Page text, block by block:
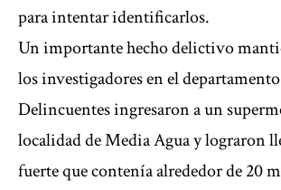
para intentar identificarlos.
Un importante hecho delictivo
los investigadores en el
Delincuentes ingresaron a un
localidad de Media Agua y lograron
fuerte que contenía alrededor de 20